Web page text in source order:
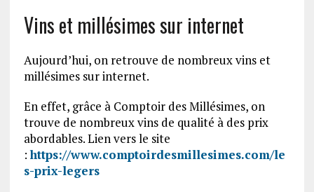
Vins et millésimes sur internet
Aujourd’hui, on retrouve de nombreux vins et
millésimes sur internet.
En effet, grâce à Comptoir des Millésimes, on
trouve de nombreux vins de qualité à des prix
abordables. Lien vers le site
:https://www.comptoirdesmillesimes.com/le
s-prix-legers